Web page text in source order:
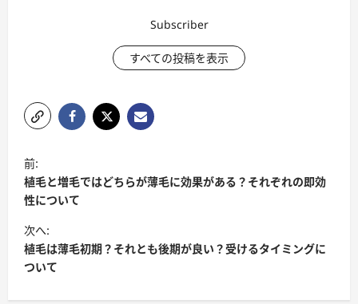
Subscriber
すべての投稿を表示
ポ
ス
ト
ナ
ビ
ゲ
前:
植毛と増毛ではどちらが薄毛に効果がある？それぞれの即効
性について
次へ:
植毛は薄毛初期？それとも後期が良い？受けるタイミングに
ついて